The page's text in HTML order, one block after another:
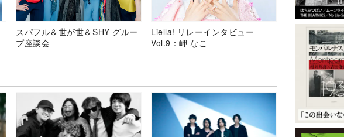
スパフル＆世が世＆SHY グルー
プ座談会
Liella! リレーインタビュー
Vol.9：岬 なこ